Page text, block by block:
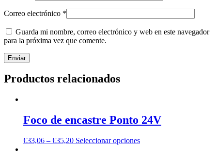
Correo electrónico *
Guarda mi nombre, correo electrónico y web en este navegador
para la próxima vez que comente.
Productos relacionados
Foco de encastre Ponto 24V
€33,06 – €35,20 Seleccionar opciones